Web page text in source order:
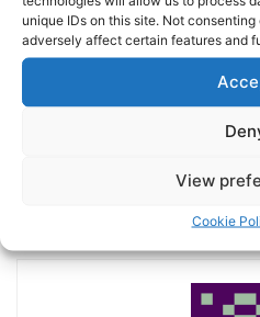
unique IDs on this site. Not
adversely affect certain features and
View
Cookie
Previous article